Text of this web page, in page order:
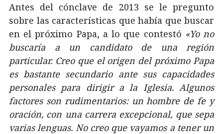
Antes del cónclave de 2013 se le pregunto
sobre las características que había que buscar
en el próximo Papa, a lo que contestó «Yo no
buscaría a un candidato de una región
particular. Creo que el origen del próximo Papa
es bastante secundario ante sus capacidades
personales para dirigir a la Iglesia. Algunos
factores son rudimentarios: un hombre de fe y
oración, con una carrera excepcional, que sepa
varias lenguas. No creo que vayamos a tener un